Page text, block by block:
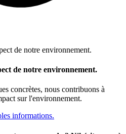
de notre environnement.
concrètes, nous contribuons à
sur l'environnement.
informations.